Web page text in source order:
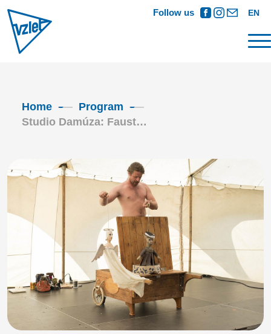
Follow us EN
Home
Program
Studio Damúza: Faust…